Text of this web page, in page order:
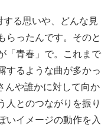
る思いや、どんな見
らったんです。そのと
「青春」で。これまで
するような曲が多かっ
んや誰かに対して向か
人とのつながりを振り
いイメージの動作を入